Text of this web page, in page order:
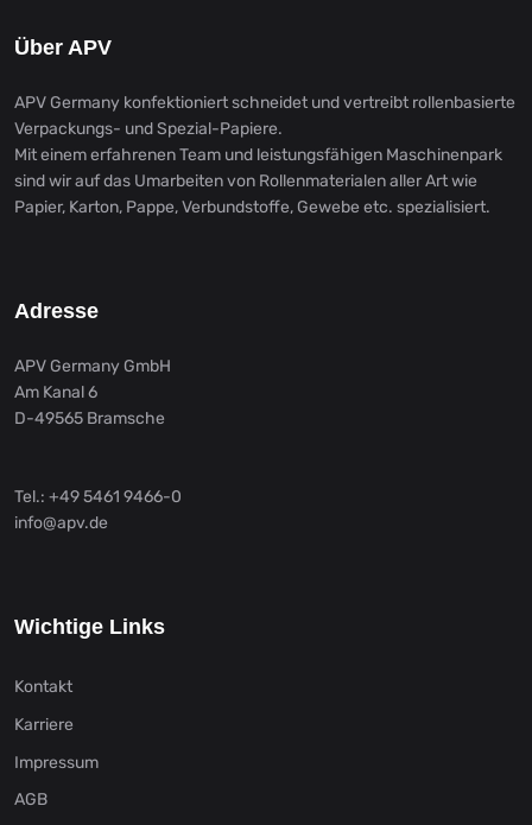
Über APV
APV Germany konfektioniert schneidet und vertreibt rollenbasierte
Verpackungs- und Spezial-Papiere.
Mit einem erfahrenen Team und leistungsfähigen Maschinenpark
sind wir auf das Umarbeiten von Rollenmaterialen aller Art wie
Papier, Karton, Pappe, Verbundstoffe, Gewebe etc. spezialisiert.
Adresse
APV Germany GmbH
Am Kanal 6
D-49565 Bramsche
Tel.: +49 5461 9466-0
info@apv.de
Wichtige Links
Kontakt
Karriere
Impressum
AGB